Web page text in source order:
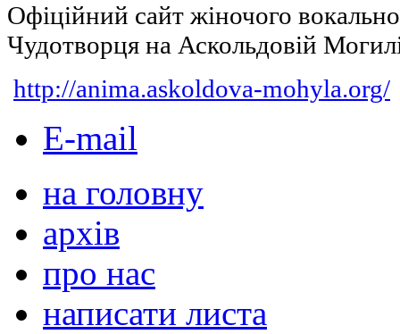
Офіційний сайт жіночого
Чудотворця на Аскольдовій
http://anima.askoldova-mohyla.org/
E-mail
на головну
архів
про нас
написати листа